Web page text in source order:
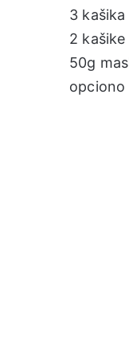
3
2 kašike
50g
opciono